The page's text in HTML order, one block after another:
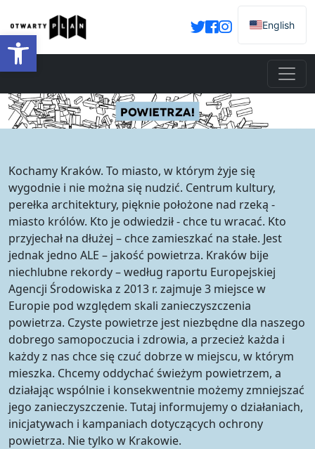
Otwórz pasek narzędzi
English
Kochamy Kraków. To miasto, w którym żyje się
wygodnie i nie można się nudzić. Centrum kultury,
perełka architektury, pięknie położone nad rzeką -
miasto królów. Kto je odwiedził - chce tu wracać. Kto
przyjechał na dłużej – chce zamieszkać na stałe. Jest
jednak jedno ALE – jakość powietrza. Kraków bije
niechlubne rekordy – według raportu Europejskiej
Agencji Środowiska z 2013 r. zajmuje 3 miejsce w
Europie pod względem skali zanieczyszczenia
powietrza. Czyste powietrze jest niezbędne dla naszego
dobrego samopoczucia i zdrowia, a przecież każda i
każdy z nas chce się czuć dobrze w miejscu, w którym
mieszka. Chcemy oddychać świeżym powietrzem, a
działając wspólnie i konsekwentnie możemy zmniejszać
jego zanieczyszczenie. Tutaj informujemy o działaniach,
inicjatywach i kampaniach dotyczących ochrony
powietrza. Nie tylko w Krakowie.